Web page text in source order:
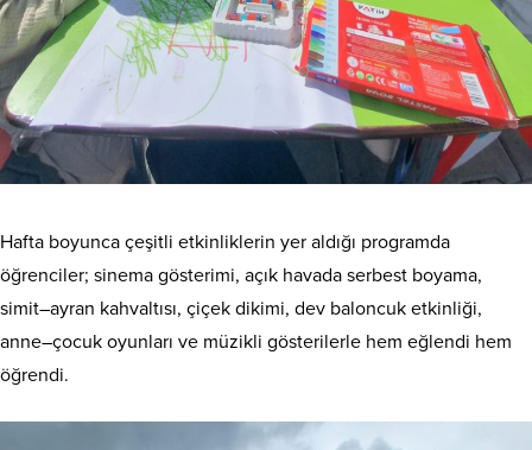
Hafta boyunca çeşitli etkinliklerin yer aldığı programda
öğrenciler; sinema gösterimi, açık havada serbest boyama,
simit–ayran kahvaltısı, çiçek dikimi, dev baloncuk etkinliği,
anne–çocuk oyunları ve müzikli gösterilerle hem eğlendi hem
öğrendi.